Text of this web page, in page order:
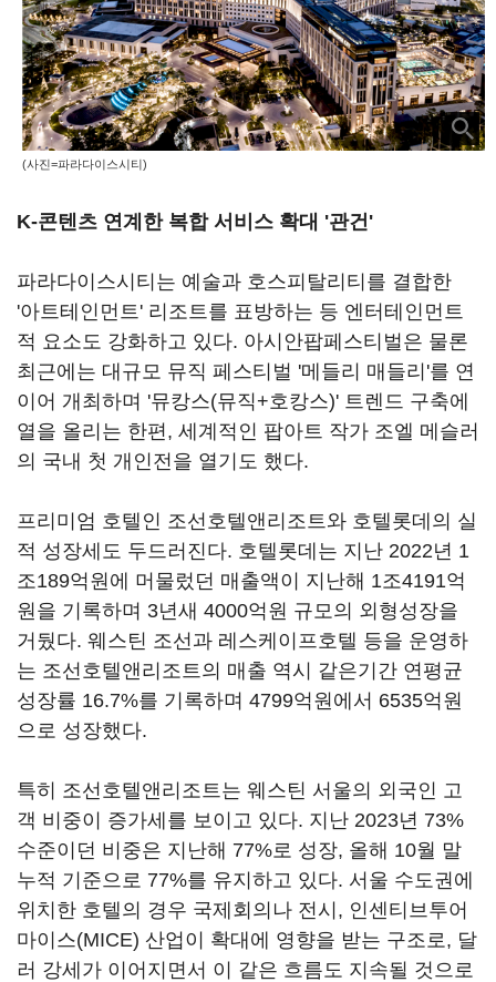
(사진=파라다이스시티)
K-콘텐츠 연계한 복합 서비스 확대 '관건'
파라다이스시티는 예술과 호스피탈리티를 결합한
'아트테인먼트' 리조트를 표방하는 등 엔터테인먼트
적 요소도 강화하고 있다. 아시안팝페스티벌은 물론
최근에는 대규모 뮤직 페스티벌 '메들리 매들리'를 연
이어 개최하며 '뮤캉스(뮤직+호캉스)' 트렌드 구축에
열을 올리는 한편, 세계적인 팝아트 작가 조엘 메슬러
의 국내 첫 개인전을 열기도 했다.
프리미엄 호텔인 조선호텔앤리조트와 호텔롯데의 실
적 성장세도 두드러진다. 호텔롯데는 지난 2022년 1
조189억원에 머물렀던 매출액이 지난해 1조4191억
원을 기록하며 3년새 4000억원 규모의 외형성장을
거뒀다. 웨스틴 조선과 레스케이프호텔 등을 운영하
는 조선호텔앤리조트의 매출 역시 같은기간 연평균
성장률 16.7%를 기록하며 4799억원에서 6535억원
으로 성장했다.
특히 조선호텔앤리조트는 웨스틴 서울의 외국인 고
객 비중이 증가세를 보이고 있다. 지난 2023년 73%
수준이던 비중은 지난해 77%로 성장, 올해 10월 말
누적 기준으로 77%를 유지하고 있다. 서울 수도권에
위치한 호텔의 경우 국제회의나 전시, 인센티브투어
마이스(MICE) 산업이 확대에 영향을 받는 구조로, 달
러 강세가 이어지면서 이 같은 흐름도 지속될 것으로